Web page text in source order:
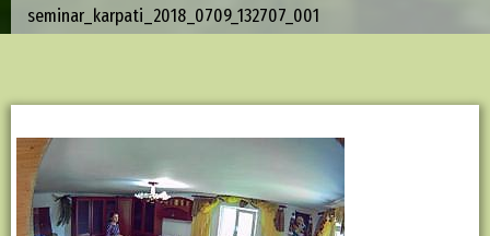
seminar_karpati_2018_0709_132707_001